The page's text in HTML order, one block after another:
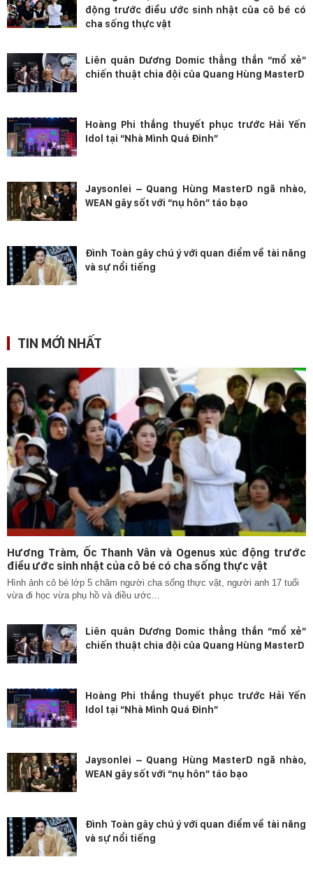
động trước điều ước sinh nhật của cô bé có
cha sống thực vật
Liên quân Dương Domic thẳng thắn “mổ xẻ”
chiến thuật chia đội của Quang Hùng MasterD
Hoàng Phi thắng thuyết phục trước Hải Yến
Idol tại “Nhà Mình Quá Đỉnh”
Jaysonlei – Quang Hùng MasterD ngã nhào,
WEAN gây sốt với “nụ hôn” táo bạo
Đình Toàn gây chú ý với quan điểm về tài năng
và sự nổi tiếng
TIN MỚI NHẤT
Hương Tràm, Ốc Thanh Vân và Ogenus xúc động trước
điều ước sinh nhật của cô bé có cha sống thực vật
Hình ảnh cô bé lớp 5 chăm người cha sống thực vật, người anh 17 tuổi
vừa đi học vừa phụ hồ và điều ước...
Liên quân Dương Domic thẳng thắn “mổ xẻ”
chiến thuật chia đội của Quang Hùng MasterD
Hoàng Phi thắng thuyết phục trước Hải Yến
Idol tại “Nhà Mình Quá Đỉnh”
Jaysonlei – Quang Hùng MasterD ngã nhào,
WEAN gây sốt với “nụ hôn” táo bạo
Đình Toàn gây chú ý với quan điểm về tài năng
và sự nổi tiếng